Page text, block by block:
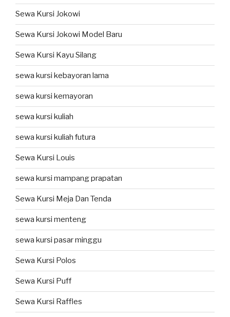
Sewa Kursi Jokowi
Sewa Kursi Jokowi Model Baru
Sewa Kursi Kayu Silang
sewa kursi kebayoran lama
sewa kursi kemayoran
sewa kursi kuliah
sewa kursi kuliah futura
Sewa Kursi Louis
sewa kursi mampang prapatan
Sewa Kursi Meja Dan Tenda
sewa kursi menteng
sewa kursi pasar minggu
Sewa Kursi Polos
Sewa Kursi Puff
Sewa Kursi Raffles